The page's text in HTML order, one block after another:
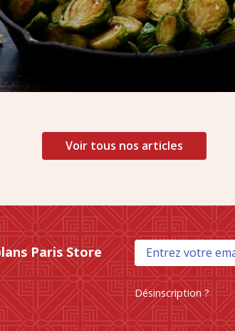
Voir tous nos articles
Paris Store
Désinscription ?